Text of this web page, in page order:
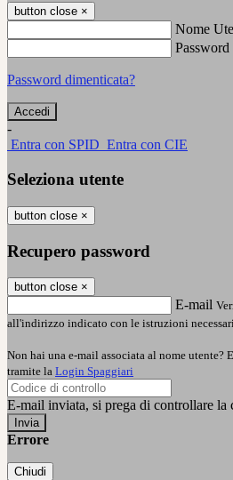
button close ×
Nome
Password
Password dimenticata?
-
Entra con SPID Entra con CIE
Seleziona utente
button close ×
Recupero password
button close ×
E-mail
all'indirizzo indicato con le istruzioni
Non hai una e-mail associata al nome utente?
tramite la Login Spaggiari
E-mail inviata, si prega di controllare la
Errore
Chiudi